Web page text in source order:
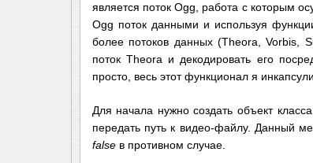
является поток Ogg, работа с которым
Ogg поток данными и используя
более потоков данных (Theora, Vorbis,
поток Theora и декодировать его
просто, весь этот функционал я
Для начала нужно создать объект класса
передать путь к видео-файлу. Данный
falseв противном случае.